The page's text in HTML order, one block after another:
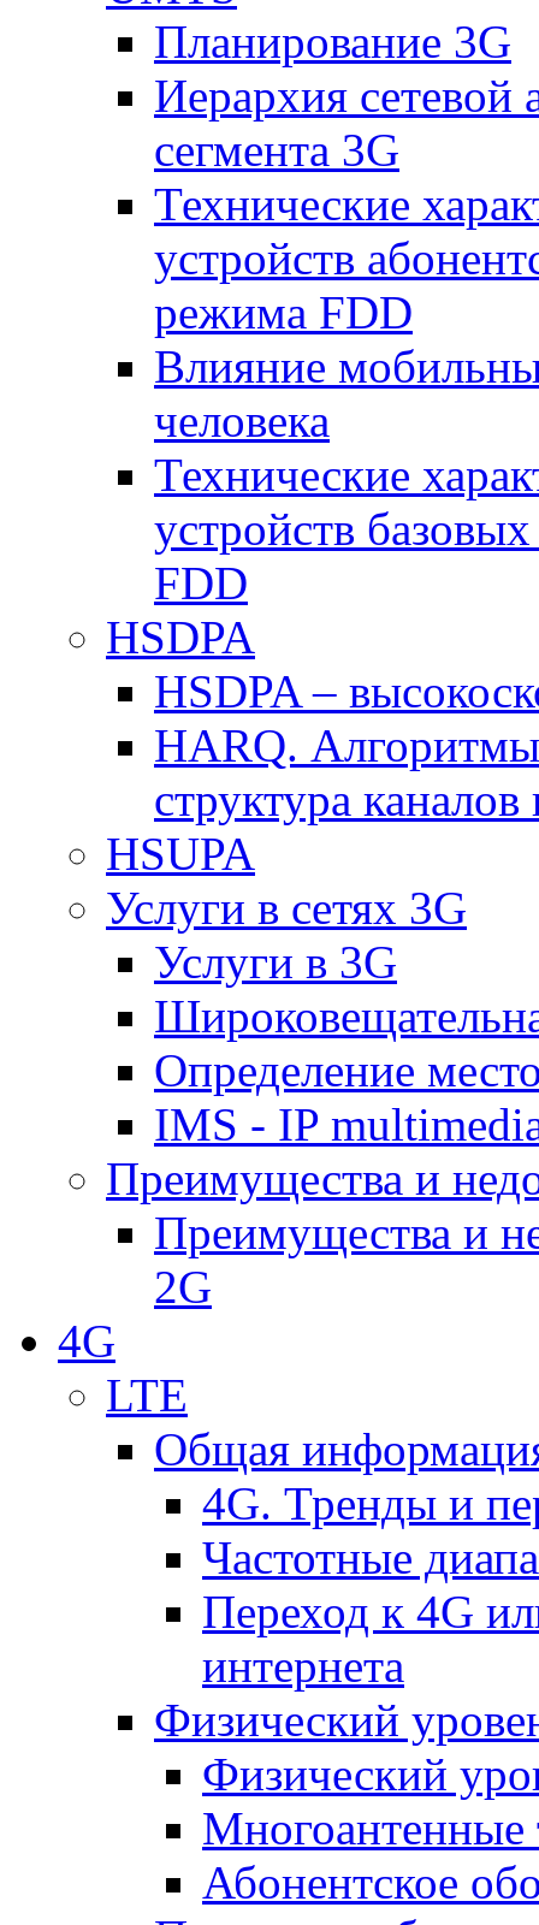
Планирование 3G
Иерархия сетевой
сегмента 3G
Технические
устройств
режима FDD
Влияние
человека
Технические
устройств
FDD
HSDPA
HSDPA –
HARQ.
структура
HSUPA
Услуги в сетях 3G
Услуги в 3G
Определение
IMS - IP
Преимущества и
Преимущества и
2G
4G
LTE
Общая
4G. Тренды и
Частотные
Переход к 4G
интернета
Физический
Физический
Многоантенные
Абонентское